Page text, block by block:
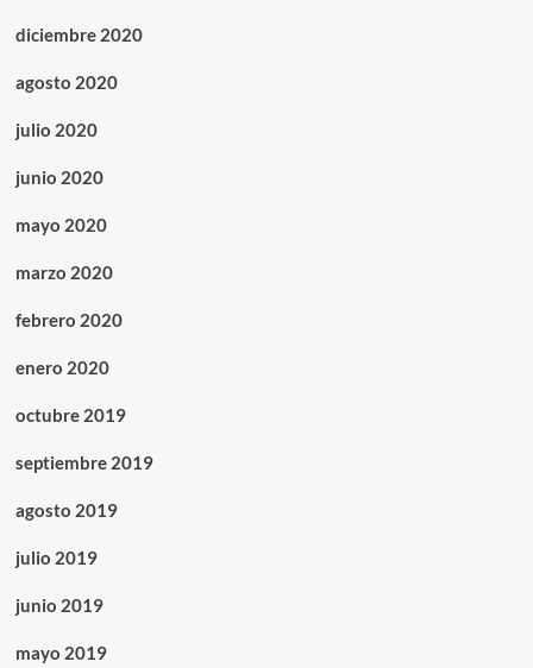
diciembre 2020
agosto 2020
julio 2020
junio 2020
mayo 2020
marzo 2020
febrero 2020
enero 2020
octubre 2019
septiembre 2019
agosto 2019
julio 2019
junio 2019
mayo 2019